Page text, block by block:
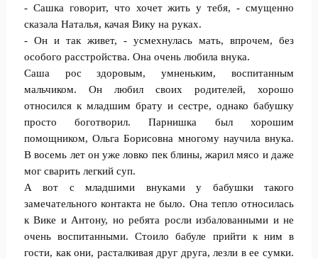
- Сашка говорит, что хочет жить у тебя, - смущенно
сказала Наталья, качая Вику на руках.
- Он и так живет, - усмехнулась мать, впрочем, без
особого расстройства. Она очень любила внука.
Саша рос здоровым, умненьким, воспитанным
мальчиком. Он любил своих родителей, хорошо
относился к младшим брату и сестре, однако бабушку
просто боготворил. Парнишка был хорошим
помощником, Ольга Борисовна многому научила внука.
В восемь лет он уже ловко пек блины, жарил мясо и даже
мог сварить легкий суп.
А вот с младшими внуками у бабушки такого
замечательного контакта не было. Она тепло относилась
к Вике и Антону, но ребята росли избалованными и не
очень воспитанными. Стоило бабуле прийти к ним в
гости, как они, расталкивая друг друга, лезли в ее сумки.